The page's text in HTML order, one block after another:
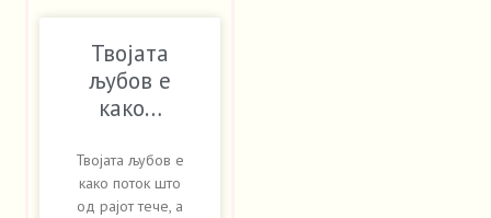
Твојата
љубов е
како…
Твојата љубов е
како поток што
од рајот тече, а